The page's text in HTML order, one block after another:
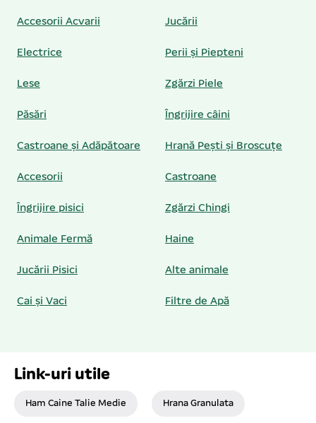
Accesorii Acvarii Jucării
Electrice Perii și Piepteni
Lese Zgărzi Piele
Păsări Îngrijire câini
Castroane și Adăpătoare Hrană Pești și Broscuțe
Accesorii Castroane
Îngrijire pisici Zgărzi Chingi
Animale Fermă Haine
Jucării Pisici Alte animale
Cai și Vaci Filtre de Apă
Link-uri utile
Ham Caine Talie Medie Hrana Granulata